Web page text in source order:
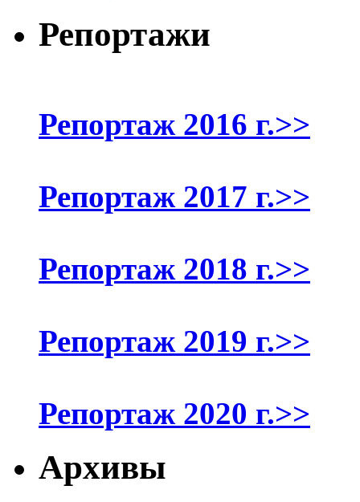
Репортажи
Репортаж 2016 г.>>
Репортаж 2017 г.>>
Репортаж 2018 г.>>
Репортаж 2019 г.>>
Репортаж 2020 г.>>
Архивы